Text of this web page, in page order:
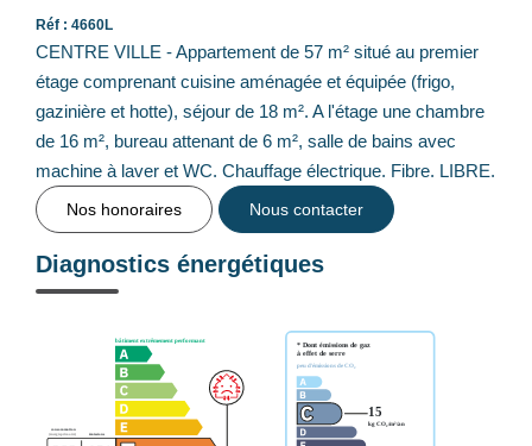
Réf : 4660L
CENTRE VILLE - Appartement de 57 m² situé au premier
étage comprenant cuisine aménagée et équipée (frigo,
gazinière et hotte), séjour de 18 m². A l'étage une chambre
de 16 m², bureau attenant de 6 m², salle de bains avec
machine à laver et WC. Chauffage électrique. Fibre. LIBRE.
Nos honoraires Nous contacter
Diagnostics énergétiques